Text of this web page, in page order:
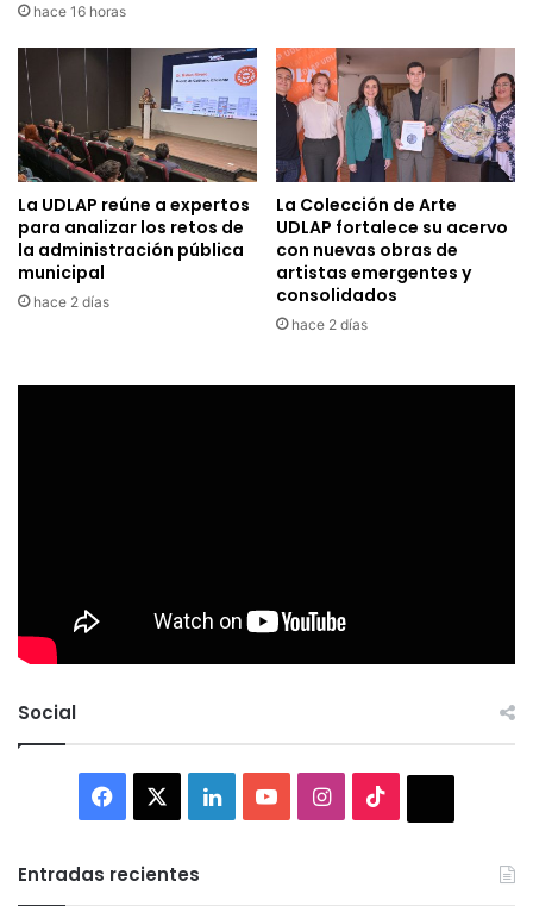
hace 16 horas
La UDLAP reúne a expertos
para analizar los retos de
la administración pública
municipal
hace 2 días
La Colección de Arte
UDLAP fortalece su acervo
con nuevas obras de
artistas emergentes y
consolidados
hace 2 días
Social
Facebook LinkedInYouTubeInstagram
Entradas recientes